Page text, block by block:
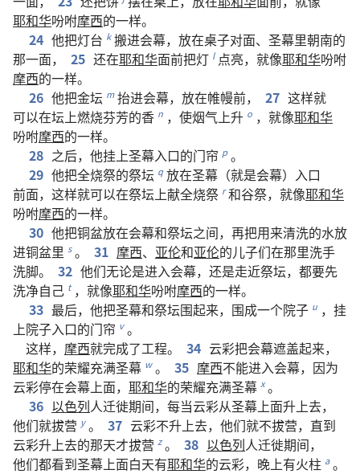
耶和华吩咐摩西的一样。
24 他把灯台 k 搬进会幕， 放在桌子对面、 圣幕里朝南的
那一面， 25 还在耶和华面前把灯 l 点亮， 就像耶和华吩咐
摩西的一样。
26 他把金坛 m 抬进会幕， 放在帷幔前， 27 这样就
可以在坛上燃烧芬芳的香 n ， 使烟气上升 o ， 就像耶和华
吩咐摩西的一样。
28 之后， 他挂上圣幕入口的门帘 p 。
29 他把全烧祭的祭坛 q 放在圣幕 （就是会幕） 入口
前面， 这样就可以在祭坛上献全烧祭 r 和谷祭， 就像耶和华
吩咐摩西的一样。
30 他把铜盆放在会幕和祭坛之间， 再把用来清洗的水放
进铜盆里 s 。 31 摩西、 亚伦和亚伦的儿子们在那里洗手
洗脚。 32 他们无论是进入会幕， 还是走近祭坛， 都要先
洗净自己 t ， 就像耶和华吩咐摩西的一样。
33 最后， 他把圣幕和祭坛围起来， 围成一个院子 u ， 挂
上院子入口的门帘 v 。
这样， 摩西就完成了工程。 34 云彩把会幕遮盖起来，
耶和华的荣耀充满圣幕 w 。 35 摩西不能进入会幕， 因为
云彩停在会幕上面， 耶和华的荣耀充满圣幕 x 。
36 以色列人迁徙期间， 每当云彩从圣幕上面升上去，
他们就拔营 y 。 37 云彩不升上去， 他们就不拔营， 直到
云彩升上去的那天才拔营 z 。 38 以色列人迁徙期间，
他们都看到圣幕上面白天有耶和华的云彩， 晚上有火柱 a 。